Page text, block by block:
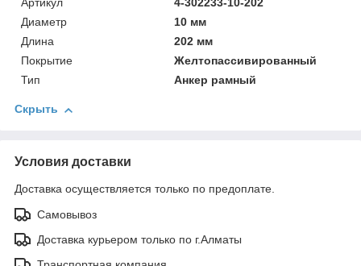
Артикул
4-302233-10-202
Диаметр
10 мм
Длина
202 мм
Покрытие
Желтопассивированный
Тип
Анкер рамный
Скрыть
Условия доставки
Доставка осуществляется только по предоплате.
Самовывоз
Доставка курьером только по г.Алматы